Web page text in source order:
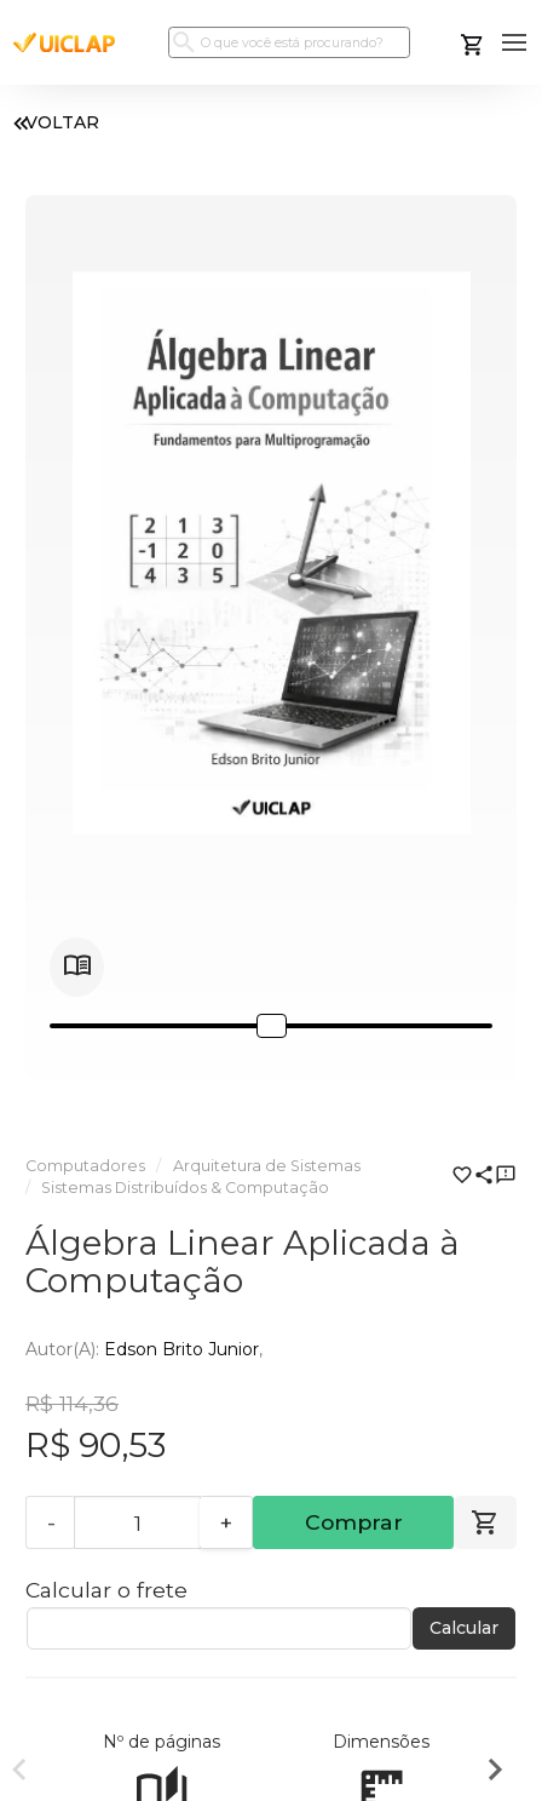
VOLTAR
Computadores
Arquitetura de Sistemas
Sistemas Distribuídos & Computação
Álgebra Linear Aplicada à
Computação
Autor(a): Edson Brito Junior
R$ 114,36
R$ 90,53
- + Comprar
Calcular o frete
Calcular
Nº de páginas Dimensões